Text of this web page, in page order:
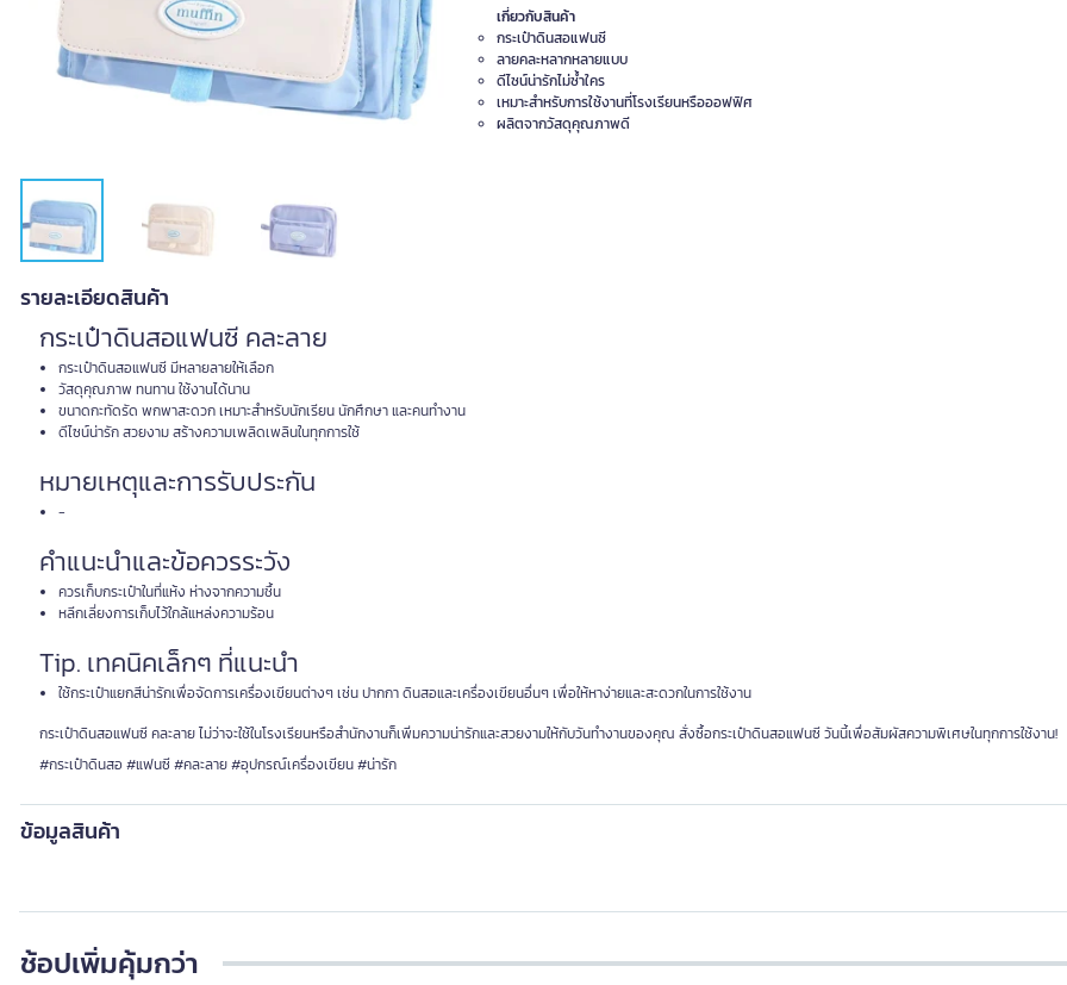
เกี่ยวกับสินค้า
กระเป๋าดินสอแฟนซี
ลายคละหลากหลายแบบ
ดีไซน์น่ารักไม่ซ้ำใคร
เหมาะสำหรับการใช้งานที่โรงเรียนหรือออฟฟิศ
ผลิตจากวัสดุคุณภาพดี
รายละเอียดสินค้า
กระเป๋าดินสอแฟนซี คละลาย
กระเป๋าดินสอแฟนซี มีหลายลายให้เลือก
วัสดุคุณภาพ ทนทาน ใช้งานได้นาน
ขนาดกะทัดรัด พกพาสะดวก เหมาะสำหรับนักเรียน นักศึกษา และคนทำงาน
ดีไซน์น่ารัก สวยงาม สร้างความเพลิดเพลินในทุกการใช้
หมายเหตุและการรับประกัน
-
คำแนะนำและข้อควรระวัง
ควรเก็บกระเป๋าในที่แห้ง ห่างจากความชื้น
หลีกเลี่ยงการเก็บไว้ใกล้แหล่งความร้อน
Tip. เทคนิคเล็กๆ ที่แนะนำ
ใช้กระเป๋าแยกสีน่ารักเพื่อจัดการเครื่องเขียนต่างๆ เช่น ปากกา ดินสอและเครื่องเขียนอื่นๆ เพื่อให้หาง่ายและสะดวกในการใช้งาน
กระเป๋าดินสอแฟนซี คละลาย ไม่ว่าจะใช้ในโรงเรียนหรือสำนักงานก็เพิ่มความน่ารักและสวยงามให้กับวันทำงานของคุณ สั่งซื้อกระเป๋าดินสอแฟนซี วันนี้เพื่อสัมผัสความพิเศษในทุกการใช้งาน!
#กระเป๋าดินสอ #แฟนซี #คละลาย #อุปกรณ์เครื่องเขียน #น่ารัก
ข้อมูลสินค้า
ช้อปเพิ่มคุ้มกว่า